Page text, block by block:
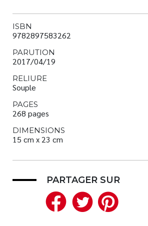
ISBN
9782897583262
PARUTION
2017/04/19
RELIURE
Souple
PAGES
268 pages
DIMENSIONS
15 cm x 23 cm
PARTAGER SUR
Facebook
Twitter